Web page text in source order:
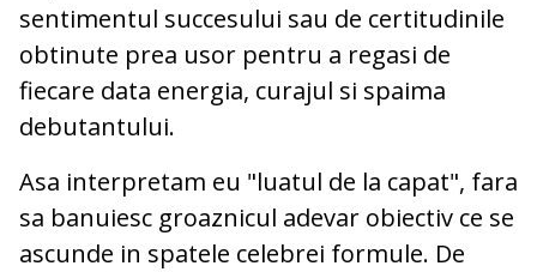
sentimentul succesului sau de certitudinile
obtinute prea usor pentru a regasi de
fiecare data energia, curajul si spaima
debutantului.
Asa interpretam eu "luatul de la capat", fara
sa banuiesc groaznicul adevar obiectiv ce se
ascunde in spatele celebrei formule. De